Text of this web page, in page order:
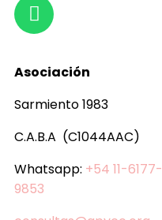
Asociación
Sarmiento 1983
C.A.B.A (C1044AAC)
Whatsapp: +54 11-6177-
9853